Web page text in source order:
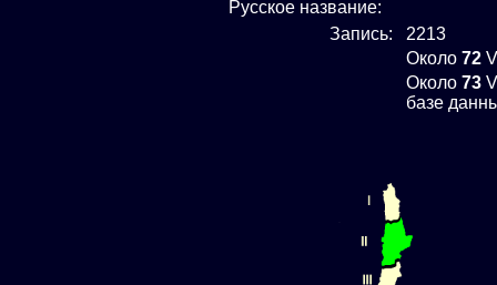
Русское название:
Запись:
2213
Около 72
Около 73
базе